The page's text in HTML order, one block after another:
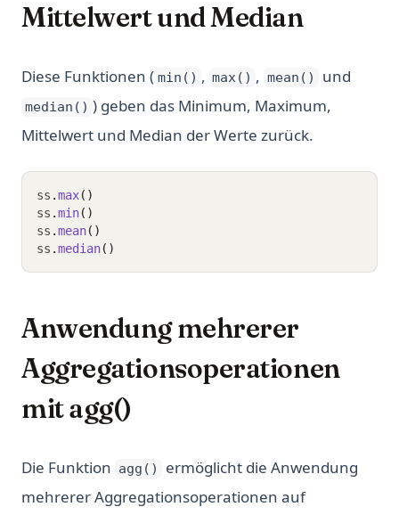
Mittelwert und Median
Diese Funktionen ( min() , max() , mean() und
median() ) geben das Minimum, Maximum,
Mittelwert und Median der Werte zurück.
ss .max()
ss .min()
ss .mean()
ss .median()
Anwendung mehrerer
Aggregationsoperationen
mit agg()
Die Funktion agg()
ermöglicht die Anwendung
mehrerer Aggregationsoperationen auf